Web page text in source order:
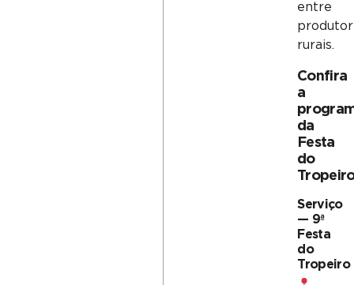
entre
rurais.
Confira
a
da
Festa
do
Serviço
— 9ª
Festa
do
Tropeiro